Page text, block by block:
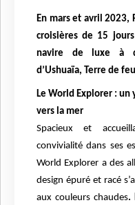
En mars et avril 2023,
croisières de 15
navire de luxe à
d’Ushuaïa, Terre de
Le World Explorer : un
vers la mer
Spacieux et
convivialité dans ses
World Explorer a des
design épuré et racé
aux couleurs chaudes.